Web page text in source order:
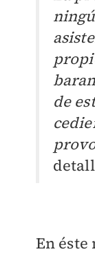
de
En